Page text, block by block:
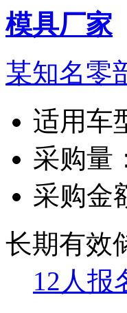
模具厂家
某知名零
适用车
采购量
采购金
长期有效
12人报